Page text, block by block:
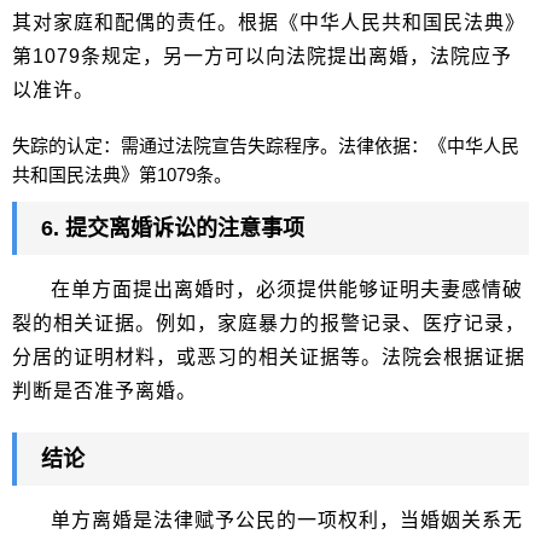
其对家庭和配偶的责任。根据《中华人民共和国民法典》
第1079条规定，另一方可以向法院提出离婚，法院应予
以准许。
失踪的认定：需通过法院宣告失踪程序。法律依据：《中华人民
共和国民法典》第1079条。
6. 提交离婚诉讼的注意事项
在单方面提出离婚时，必须提供能够证明夫妻感情破
裂的相关证据。例如，家庭暴力的报警记录、医疗记录，
分居的证明材料，或恶习的相关证据等。法院会根据证据
判断是否准予离婚。
结论
单方离婚是法律赋予公民的一项权利，当婚姻关系无